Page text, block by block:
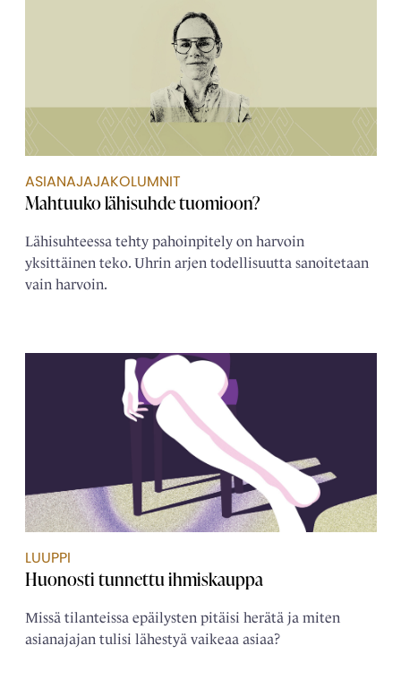
ASIANAJAJAKOLUMNIT
Mahtuuko lähisuhde tuomioon?
Lähisuhteessa tehty pahoinpitely on harvoin
yksittäinen teko. Uhrin arjen todellisuutta sanoitetaan
vain harvoin.
LUUPPI
Huonosti tunnettu ihmiskauppa
Missä tilanteissa epäilysten pitäisi herätä ja miten
asianajajan tulisi lähestyä vaikeaa asiaa?